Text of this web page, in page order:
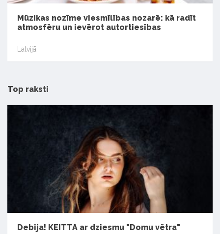
Mūzikas nozīme viesmīlības nozarē: kā radīt
atmosfēru un ievērot autortiesības
Latvijā
Top raksti
Debija! KEITTA ar dziesmu "Domu vētra"